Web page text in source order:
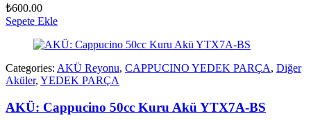
₺600.00
Sepete Ekle
Categories: AKÜ Reyonu, CAPPUCINO YEDEK PARÇA, Diğer
Aküler, YEDEK PARÇA
AKÜ: Cappucino 50cc Kuru Akü YTX7A-BS